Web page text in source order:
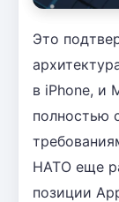
Это
в iPhone, и
полностью
НАТО еще
позиции